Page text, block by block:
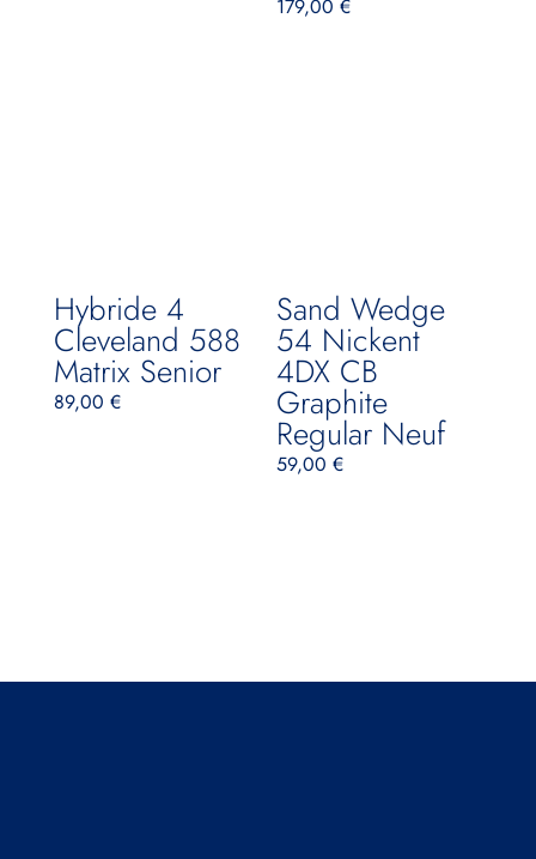
179,00€
Hybride 4
Cleveland 588
Matrix Senior
89,00 €
Sand Wedge
54 Nickent
4DX CB
Graphite
Regular Neuf
59,00€